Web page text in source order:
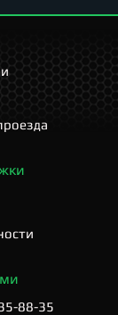
88-35